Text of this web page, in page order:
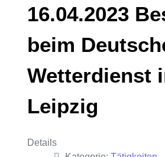
16.04.2023
beim
Wetterdienst
Leipzig
Details